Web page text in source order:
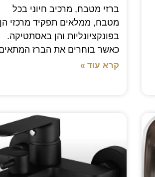
ברזי מטבח, מרכיב חיוני בכל
מטבח, ממלאים תפקיד מרכזי הן
בפונקציונליות והן באסתטיקה.
כאשר בוחרים את הברז
קרא עוד »